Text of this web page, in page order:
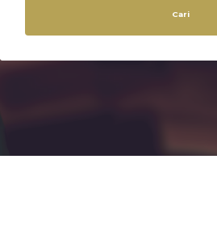
Cari